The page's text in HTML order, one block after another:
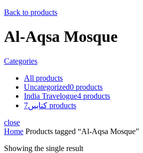
Back to products
Al-Aqsa Mosque
Categories
All products
Uncategorized0 products
India Travelogue4 products
کتابیں7
products
close
Home Products tagged “Al-Aqsa Mosque”
Showing the single result